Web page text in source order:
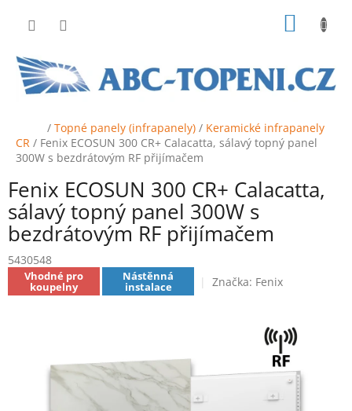
Domů
/ Topné panely (infrapanely) / Keramické infrapanely
CR / Fenix ECOSUN 300 CR+ Calacatta, sálavý topný panel
300W s bezdrátovým RF přijímačem
Fenix ECOSUN 300 CR+ Calacatta,
sálavý topný panel 300W s
bezdrátovým RF přijímačem
5430548
Vhodné pro
koupelny
Nástěnná
instalace Značka: Fenix